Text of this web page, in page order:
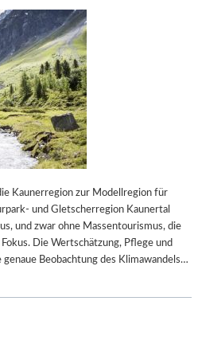
F
T
S
P
R
O
J
E
K
T
P
U
R
P
L
H
L
U
S
S
D
E
R
B
E
R
L
I
N
E
Kaunerregion zur Modellregion für
und Gletscherregion Kaunertal
und zwar ohne Massentourismus, die
Die Wertschätzung, Pflege und
Beobachtung des Klimawandels…